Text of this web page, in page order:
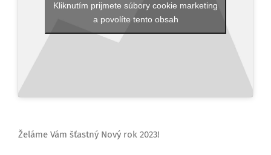
Kliknutím prijmete súbory cookie marketing
a povolíte tento obsah
Želáme Vám šťastný Nový rok 2023!